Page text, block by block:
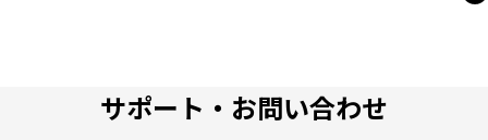
サポート・お問い合わせ